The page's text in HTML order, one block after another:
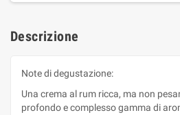
Descrizione
Note di degustazione:
Una crema al rum ricca, ma non
profondo e complesso gamma di